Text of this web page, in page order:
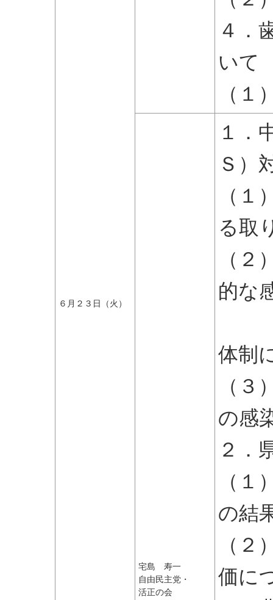
６月２３日（火）
４．
いて
（
宅島 寿一
自由民主党・
活正の会
１．
Ｓ）
（
る取
（
的な
体制
（
の感
２．
（
の結
（
価に